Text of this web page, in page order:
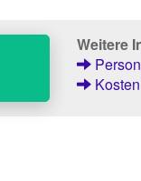
Weitere